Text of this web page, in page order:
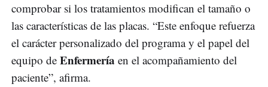
comprobar si los tratamientos modifican el tamaño o
las características de las placas. “Este enfoque refuerza
el carácter personalizado del programa y el papel del
equipo de Enfermería en el acompañamiento del
paciente”, afirma.